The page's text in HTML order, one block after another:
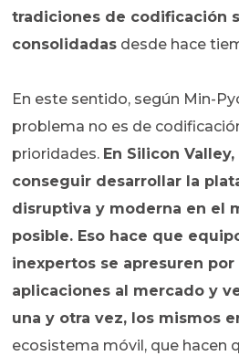
tradiciones de codificación
consolidadas desde hace
En este sentido, según Min-
problema no es de
prioridades. En Silicon
conseguir desarrollar la
disruptiva y moderna en el
posible. Eso hace que
inexpertos se apresuren por
aplicaciones al mercado y
una y otra vez, los mismos
ecosistema móvil, que hacen